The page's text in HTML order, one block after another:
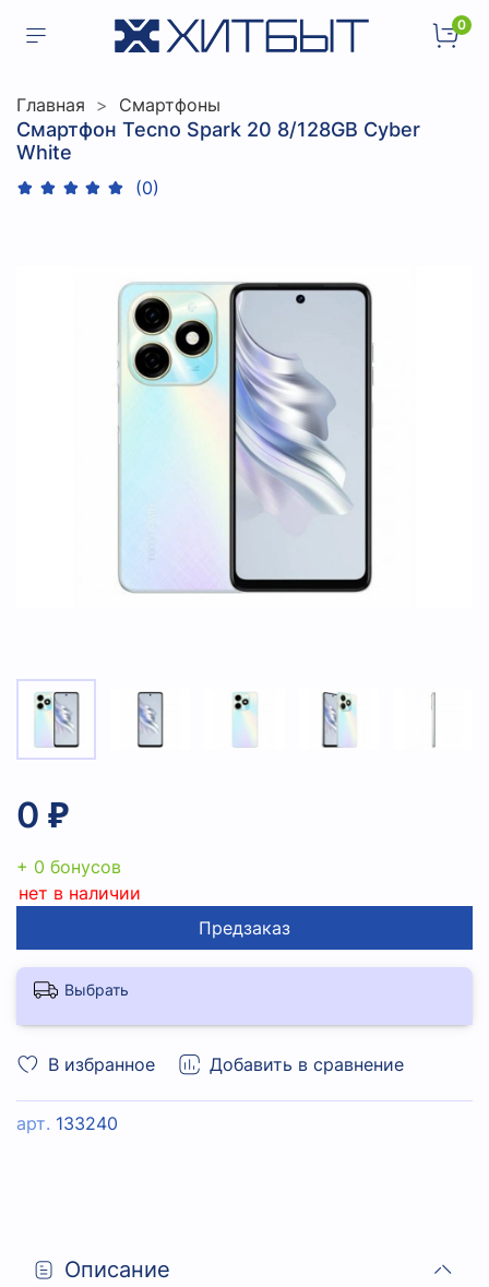
0
Главная Смартфоны
Смартфон Tecno Spark 20 8/128GB Cyber
White
(0)
В избранное Добавить в сравнение
арт. 133240
0 ₽
+ 0 бонусов
нет в наличии
Предзаказ
Выбрать
Описание